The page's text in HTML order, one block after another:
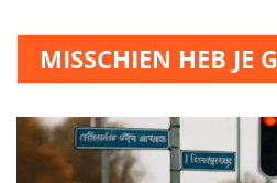
MISSCHIEN HEB JE